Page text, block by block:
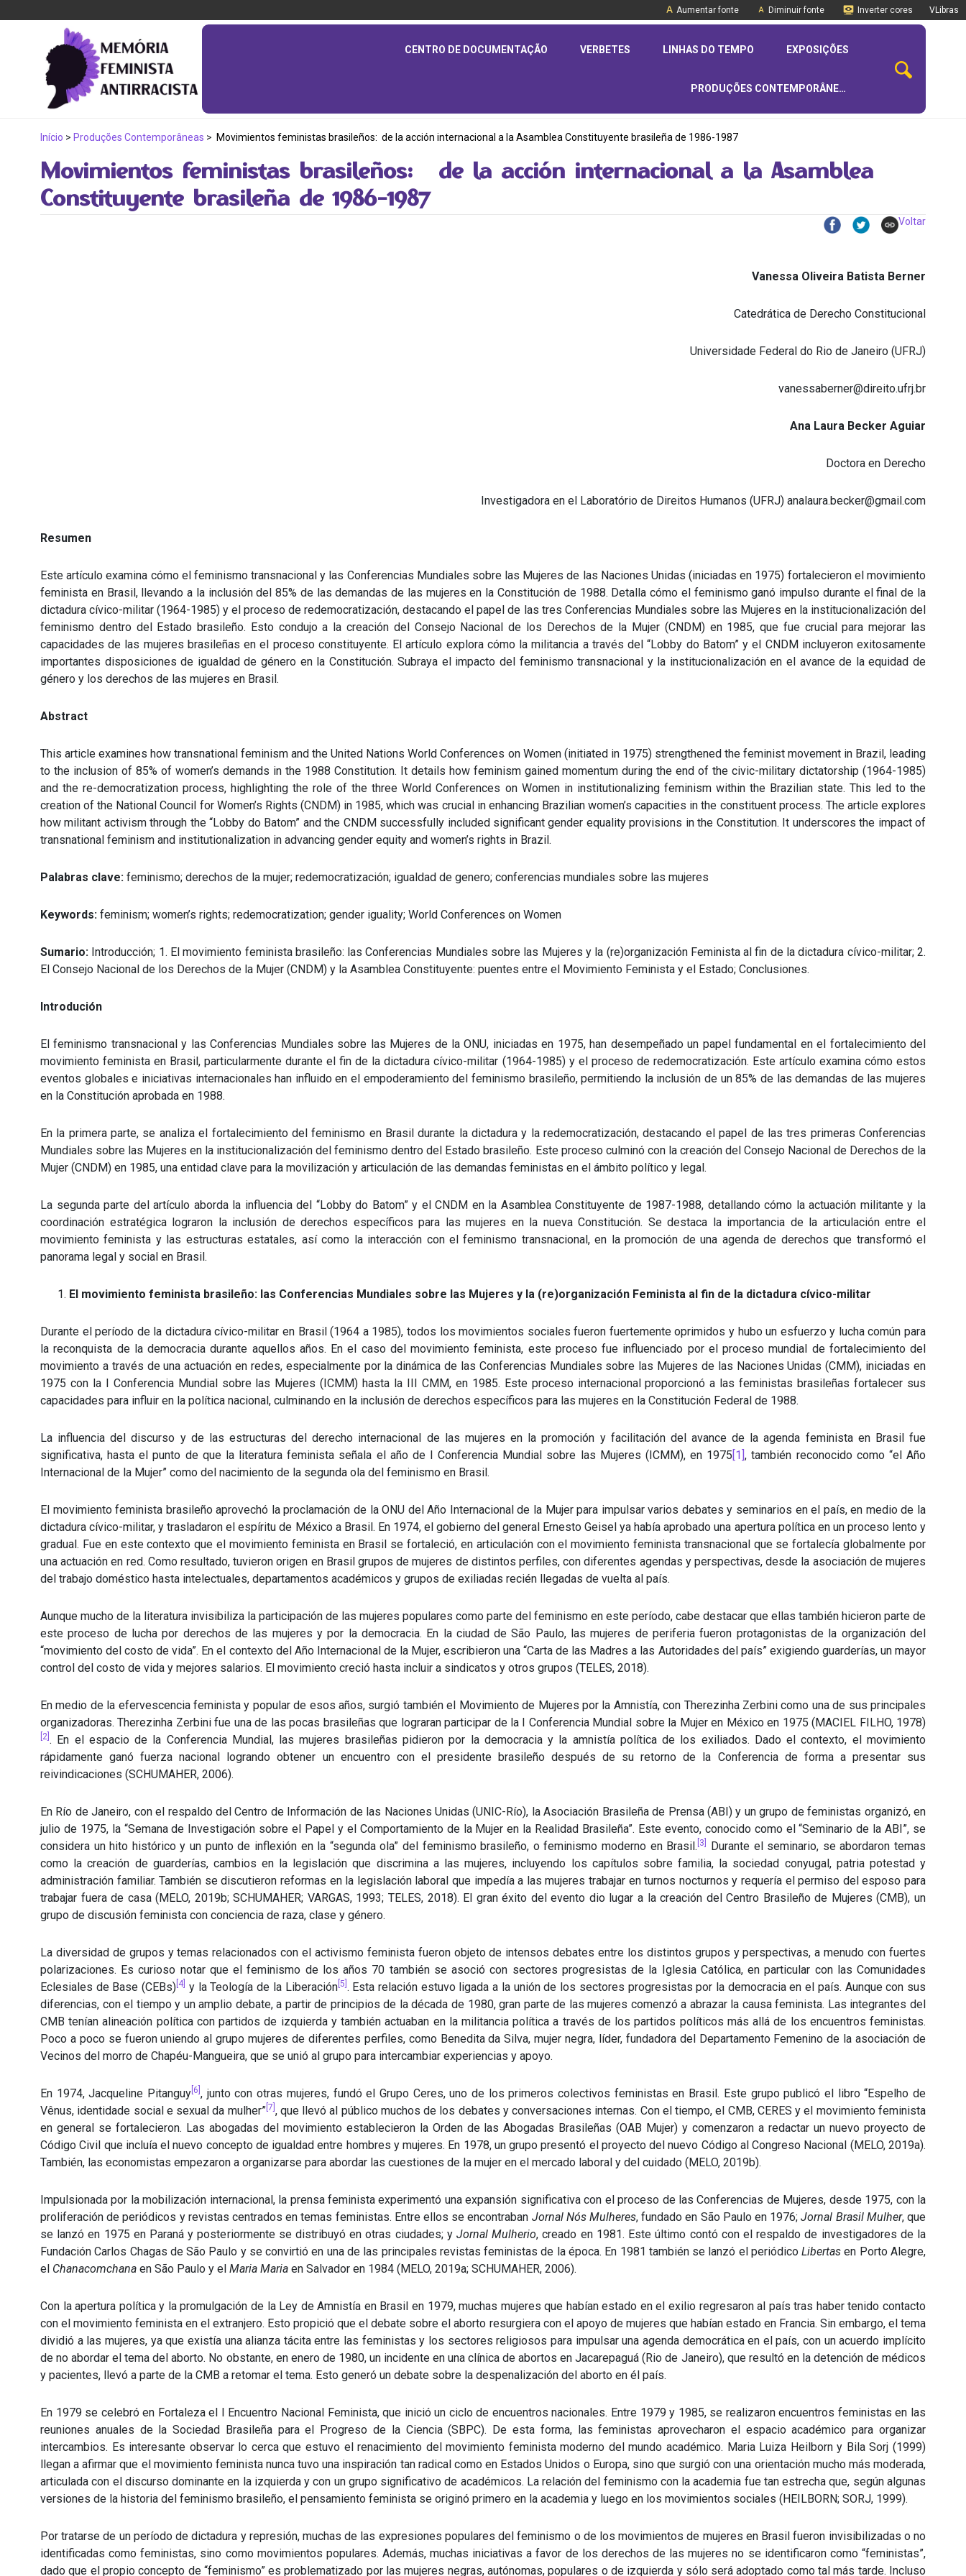
Aumentar fonte Diminuir fonte Inverter cores VLibras
CENTRO DE DOCUMENTAÇÃO VERBETES LINHAS DO TEMPO EXPOSIÇÕES
PRODUÇÕES CONTEMPORÂNEAS
Início > Produções Contemporâneas > Movimientos feministas brasileños: de la acción internacional a la Asamblea Constituyente brasileña de 1986-1987
Movimientos feministas brasileños: de la acción internacional a la Asamblea
Constituyente brasileña de 1986-1987
Voltar
Vanessa Oliveira Batista Berner
Catedrática de Derecho Constitucional
Universidade Federal do Rio de Janeiro (UFRJ)
vanessaberner@direito.ufrj.br
Ana Laura Becker Aguiar
Doctora en Derecho
Investigadora en el Laboratório de Direitos Humanos (UFRJ) analaura.becker@gmail.com
Resumen
Este artículo examina cómo el feminismo transnacional y las Conferencias Mundiales sobre las Mujeres de las Naciones Unidas (iniciadas en 1975) fortalecieron el movimiento
feminista en Brasil, llevando a la inclusión del 85% de las demandas de las mujeres en la Constitución de 1988. Detalla cómo el feminismo ganó impulso durante el final de la
dictadura cívico-militar (1964-1985) y el proceso de redemocratización, destacando el papel de las tres Conferencias Mundiales sobre las Mujeres en la institucionalización del
feminismo dentro del Estado brasileño. Esto condujo a la creación del Consejo Nacional de los Derechos de la Mujer (CNDM) en 1985, que fue crucial para mejorar las
capacidades de las mujeres brasileñas en el proceso constituyente. El artículo explora cómo la militancia a través del “Lobby do Batom” y el CNDM incluyeron exitosamente
importantes disposiciones de igualdad de género en la Constitución. Subraya el impacto del feminismo transnacional y la institucionalización en el avance de la equidad de
género y los derechos de las mujeres en Brasil.
Abstract
This article examines how transnational feminism and the United Nations World Conferences on Women (initiated in 1975) strengthened the feminist movement in Brazil, leading
to the inclusion of 85% of women’s demands in the 1988 Constitution. It details how feminism gained momentum during the end of the civic-military dictatorship (1964-1985)
and the re-democratization process, highlighting the role of the three World Conferences on Women in institutionalizing feminism within the Brazilian state. This led to the
creation of the National Council for Women’s Rights (CNDM) in 1985, which was crucial in enhancing Brazilian women’s capacities in the constituent process. The article explores
how militant activism through the “Lobby do Batom” and the CNDM successfully included significant gender equality provisions in the Constitution. It underscores the impact of
transnational feminism and institutionalization in advancing gender equity and women’s rights in Brazil.
Palabras clave: feminismo; derechos de la mujer; redemocratización; igualdad de genero; conferencias mundiales sobre las mujeres
Keywords: feminism; women’s rights; redemocratization; gender iguality; World Conferences on Women
Sumario: Introducción; 1. El movimiento feminista brasileño: las Conferencias Mundiales sobre las Mujeres y la (re)organización Feminista al fin de la dictadura cívico-militar; 2.
El Consejo Nacional de los Derechos de la Mujer (CNDM) y la Asamblea Constituyente: puentes entre el Movimiento Feminista y el Estado; Conclusiones.
Introdución
El feminismo transnacional y las Conferencias Mundiales sobre las Mujeres de la ONU, iniciadas en 1975, han desempeñado un papel fundamental en el fortalecimiento del
movimiento feminista en Brasil, particularmente durante el fin de la dictadura cívico-militar (1964-1985) y el proceso de redemocratización. Este artículo examina cómo estos
eventos globales e iniciativas internacionales han influido en el empoderamiento del feminismo brasileño, permitiendo la inclusión de un 85% de las demandas de las mujeres
en la Constitución aprobada en 1988.
En la primera parte, se analiza el fortalecimiento del feminismo en Brasil durante la dictadura y la redemocratización, destacando el papel de las tres primeras Conferencias
Mundiales sobre las Mujeres en la institucionalización del feminismo dentro del Estado brasileño. Este proceso culminó con la creación del Consejo Nacional de Derechos de la
Mujer (CNDM) en 1985, una entidad clave para la movilización y articulación de las demandas feministas en el ámbito político y legal.
La segunda parte del artículo aborda la influencia del “Lobby do Batom” y el CNDM en la Asamblea Constituyente de 1987-1988, detallando cómo la actuación militante y la
coordinación estratégica lograron la inclusión de derechos específicos para las mujeres en la nueva Constitución. Se destaca la importancia de la articulación entre el
movimiento feminista y las estructuras estatales, así como la interacción con el feminismo transnacional, en la promoción de una agenda de derechos que transformó el
panorama legal y social en Brasil.
El movimiento feminista brasileño: las Conferencias Mundiales sobre las Mujeres y la (re)organización Feminista al fin de la dictadura cívico-militar
Durante el período de la dictadura cívico-militar en Brasil (1964 a 1985), todos los movimientos sociales fueron fuertemente oprimidos y hubo un esfuerzo y lucha común para
la reconquista de la democracia durante aquellos años. En el caso del movimiento feminista, este proceso fue influenciado por el proceso mundial de fortalecimiento del
movimiento a través de una actuación en redes, especialmente por la dinámica de las Conferencias Mundiales sobre las Mujeres de las Naciones Unidas (CMM), iniciadas en
1975 con la I Conferencia Mundial sobre las Mujeres (ICMM) hasta la III CMM, en 1985. Este proceso internacional proporcionó a las feministas brasileñas fortalecer sus
capacidades para influir en la política nacional, culminando en la inclusión de derechos específicos para las mujeres en la Constitución Federal de 1988.
La influencia del discurso y de las estructuras del derecho internacional de las mujeres en la promoción y facilitación del avance de la agenda feminista en Brasil fue
significativa, hasta el punto de que la literatura feminista señala el año de I Conferencia Mundial sobre las Mujeres (ICMM), en 1975[1], también reconocido como “el Año
Internacional de la Mujer” como del nacimiento de la segunda ola del feminismo en Brasil.
El movimiento feminista brasileño aprovechó la proclamación de la ONU del Año Internacional de la Mujer para impulsar varios debates y seminarios en el país, en medio de la
dictadura cívico-militar, y trasladaron el espíritu de México a Brasil. En 1974, el gobierno del general Ernesto Geisel ya había aprobado una apertura política en un proceso lento y
gradual. Fue en este contexto que el movimiento feminista en Brasil se fortaleció, en articulación con el movimiento feminista transnacional que se fortalecía globalmente por
una actuación en red. Como resultado, tuvieron origen en Brasil grupos de mujeres de distintos perfiles, con diferentes agendas y perspectivas, desde la asociación de mujeres
del trabajo doméstico hasta intelectuales, departamentos académicos y grupos de exiliadas recién llegadas de vuelta al país.
Aunque mucho de la literatura invisibiliza la participación de las mujeres populares como parte del feminismo en este período, cabe destacar que ellas también hicieron parte de
este proceso de lucha por derechos de las mujeres y por la democracia. En la ciudad de São Paulo, las mujeres de periferia fueron protagonistas de la organización del
“movimiento del costo de vida”. En el contexto del Año Internacional de la Mujer, escribieron una “Carta de las Madres a las Autoridades del país” exigiendo guarderías, un mayor
control del costo de vida y mejores salarios. El movimiento creció hasta incluir a sindicatos y otros grupos (TELES, 2018).
En medio de la efervescencia feminista y popular de esos años, surgió también el Movimiento de Mujeres por la Amnistía, con Therezinha Zerbini como una de sus principales
organizadoras. Therezinha Zerbini fue una de las pocas brasileñas que lograran participar de la I Conferencia Mundial sobre la Mujer en México en 1975 (MACIEL FILHO, 1978)
[2] . En el espacio de la Conferencia Mundial, las mujeres brasileñas pidieron por la democracia y la amnistía política de los exiliados. Dado el contexto, el movimiento
rápidamente ganó fuerza nacional logrando obtener un encuentro con el presidente brasileño después de su retorno de la Conferencia de forma a presentar sus
reivindicaciones (SCHUMAHER, 2006).
En Río de Janeiro, con el respaldo del Centro de Información de las Naciones Unidas (UNIC-Río), la Asociación Brasileña de Prensa (ABI) y un grupo de feministas organizó, en
julio de 1975, la “Semana de Investigación sobre el Papel y el Comportamiento de la Mujer en la Realidad Brasileña”. Este evento, conocido como el “Seminario de la ABI”, se
considera un hito histórico y un punto de inflexión en la “segunda ola” del feminismo brasileño, o feminismo moderno en Brasil. [3]
Durante el seminario, se abordaron temas
como la creación de guarderías, cambios en la legislación que discrimina a las mujeres, incluyendo los capítulos sobre familia, la sociedad conyugal, patria potestad y
administración familiar. También se discutieron reformas en la legislación laboral que impedía a las mujeres trabajar en turnos nocturnos y requería el permiso del esposo para
trabajar fuera de casa (MELO, 2019b; SCHUMAHER; VARGAS, 1993; TELES, 2018). El gran éxito del evento dio lugar a la creación del Centro Brasileño de Mujeres (CMB), un
grupo de discusión feminista con conciencia de raza, clase y género.
La diversidad de grupos y temas relacionados con el activismo feminista fueron objeto de intensos debates entre los distintos grupos y perspectivas, a menudo con fuertes
polarizaciones. Es curioso notar que el feminismo de los años 70 también se asoció con sectores progresistas de la Iglesia Católica, en particular con las Comunidades
Eclesiales de Base (CEBs) [4] y la Teología de la Liberación [5] . Esta relación estuvo ligada a la unión de los sectores progresistas por la democracia en el país. Aunque con sus
diferencias, con el tiempo y un amplio debate, a partir de principios de la década de 1980, gran parte de las mujeres comenzó a abrazar la causa feminista. Las integrantes del
CMB tenían alineación política con partidos de izquierda y también actuaban en la militancia política a través de los partidos políticos más allá de los encuentros feministas.
Poco a poco se fueron uniendo al grupo mujeres de diferentes perfiles, como Benedita da Silva, mujer negra, líder, fundadora del Departamento Femenino de la asociación de
Vecinos del morro de Chapéu-Mangueira, que se unió al grupo para intercambiar experiencias y apoyo.
En 1974, Jacqueline Pitanguy [6] , junto con otras mujeres, fundó el Grupo Ceres, uno de los primeros colectivos feministas en Brasil. Este grupo publicó el libro “Espelho de
Vênus, identidade social e sexual da mulher”[7] , que llevó al público muchos de los debates y conversaciones internas. Con el tiempo, el CMB, CERES y el movimiento feminista
en general se fortalecieron. Las abogadas del movimiento establecieron la Orden de las Abogadas Brasileñas (OAB Mujer) y comenzaron a redactar un nuevo proyecto de
Código Civil que incluía el nuevo concepto de igualdad entre hombres y mujeres. En 1978, un grupo presentó el proyecto del nuevo Código al Congreso Nacional (MELO, 2019a).
También, las economistas empezaron a organizarse para abordar las cuestiones de la mujer en el mercado laboral y del cuidado (MELO, 2019b).
Impulsionada por la mobilización internacional, la prensa feminista experimentó una expansión significativa con el proceso de las Conferencias de Mujeres, desde 1975, con la
proliferación de periódicos y revistas centrados en temas feministas. Entre ellos se encontraban Jornal Nós Mulheres, fundado en São Paulo en 1976;Jornal Brasil Mulher, que
se lanzó en 1975 en Paraná y posteriormente se distribuyó en otras ciudades; y Jornal Mulherio, creado en 1981. Este último contó con el respaldo de investigadores de la
Fundación Carlos Chagas de São Paulo y se convirtió en una de las principales revistas feministas de la época. En 1981 también se lanzó el periódicoLibertas en Porto Alegre,
el Chanacomchana en São Paulo y el Maria Maria en Salvador en 1984 (MELO, 2019a; SCHUMAHER, 2006).
Con la apertura política y la promulgación de la Ley de Amnistía en Brasil en 1979, muchas mujeres que habían estado en el exilio regresaron al país tras haber tenido contacto
con el movimiento feminista en el extranjero. Esto propició que el debate sobre el aborto resurgiera con el apoyo de mujeres que habían estado en Francia. Sin embargo, el tema
dividió a las mujeres, ya que existía una alianza tácita entre las feministas y los sectores religiosos para impulsar una agenda democrática en el país, con un acuerdo implícito
de no abordar el tema del aborto. No obstante, en enero de 1980, un incidente en una clínica de abortos en Jacarepaguá (Rio de Janeiro), que resultó en la detención de médicos
y pacientes, llevó a parte de la CMB a retomar el tema. Esto generó un debate sobre la despenalización del aborto en él país.
En 1979 se celebró en Fortaleza el I Encuentro Nacional Feminista, que inició un ciclo de encuentros nacionales. Entre 1979 y 1985, se realizaron encuentros feministas en las
reuniones anuales de la Sociedad Brasileña para el Progreso de la Ciencia (SBPC). De esta forma, las feministas aprovecharon el espacio académico para organizar
intercambios. Es interesante observar lo cerca que estuvo el renacimiento del movimiento feminista moderno del mundo académico. Maria Luiza Heilborn y Bila Sorj (1999)
llegan a afirmar que el movimiento feminista nunca tuvo una inspiración tan radical como en Estados Unidos o Europa, sino que surgió con una orientación mucho más moderada,
articulada con el discurso dominante en la izquierda y con un grupo significativo de académicos. La relación del feminismo con la academia fue tan estrecha que, según algunas
versiones de la historia del feminismo brasileño, el pensamiento feminista se originó primero en la academia y luego en los movimientos sociales (HEILBORN; SORJ, 1999).
Por tratarse de un período de dictadura y represión, muchas de las expresiones populares del feminismo o de los movimientos de mujeres en Brasil fueron invisibilizadas o no
identificadas como feministas, sino como movimientos populares. Además, muchas iniciativas a favor de los derechos de las mujeres no se identificaron como “feministas”,
dado que el propio concepto de “feminismo” es problematizado por las mujeres negras, autónomas, populares o de izquierda y sólo será adoptado como tal más tarde. Incluso